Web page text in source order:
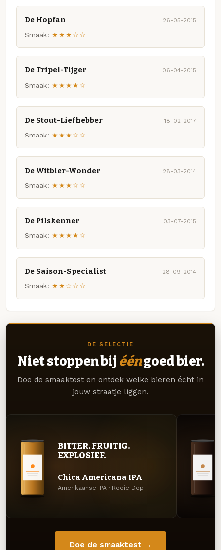
De Hopfan 26-05-2015
Smaak: ★★★☆☆
De Tripel-Tijger 06-04-2015
Smaak: ★★★★☆
De Stout-Liefhebber 18-02-2017
Smaak: ★★★☆☆
De Witbier-Wonder 28-03-2014
Smaak: ★★★☆☆
De Pilskenner 03-07-2015
Smaak: ★★★★☆
De Saison-Specialist 28-09-2014
Smaak: ★★☆☆☆
DE SELECTIE
Niet stoppen bij ééngoed bier.
Doe de smaaktest en ontdek welke bieren écht in
jouw straatje liggen.
BITTER. FRUITIG.
EXPLOSIEF.
Chica Americana IPA
Amerikaanse IPA · Rooie Dop
Doe de smaaktest →